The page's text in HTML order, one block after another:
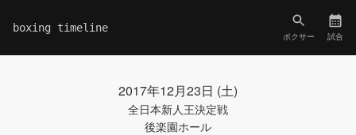
boxing timeline
ボクサー 試合
2017年12月23日 (土)
全日本新人王決定戦
後楽園ホール